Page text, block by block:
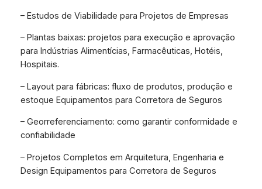
– Estudos de Viabilidade para Projetos de Empresas
– Plantas baixas: projetos para execução e aprovação
para Indústrias Alimentícias, Farmacêuticas, Hotéis,
Hospitais.
– Layout para fábricas: fluxo de produtos, produção e
estoque Equipamentos para Corretora de Seguros
– Georreferenciamento: como garantir conformidade e
confiabilidade
– Projetos Completos em Arquitetura, Engenharia e
Design Equipamentos para Corretora de Seguros